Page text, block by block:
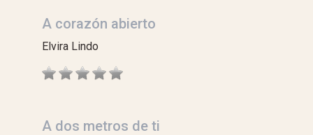
A corazón abierto
Elvira Lindo
A dos metros de ti